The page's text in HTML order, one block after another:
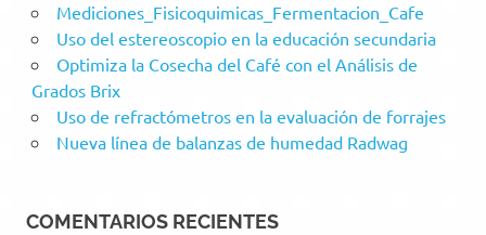
Mediciones_Fisicoquimicas_Fermentacion_Cafe
Uso del estereoscopio en la educación secundaria
Optimiza la Cosecha del Café con el Análisis de
Grados Brix
Uso de refractómetros en la evaluación de forrajes
Nueva línea de balanzas de humedad Radwag
COMENTARIOS RECIENTES